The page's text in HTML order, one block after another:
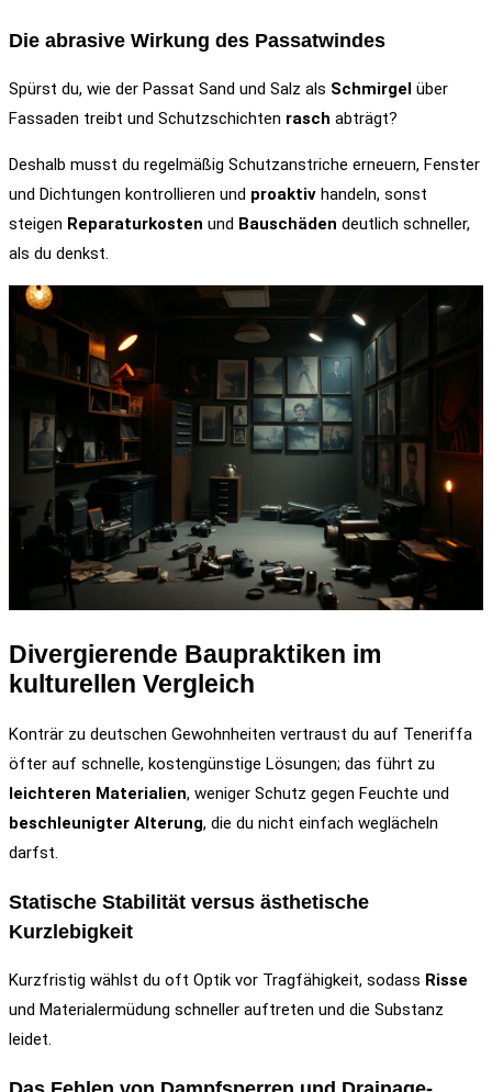
Die abrasive Wirkung des Passatwindes
Spürst du, wie der Passat Sand und Salz als Schmirgel über
Fassaden treibt und Schutzschichten rasch abträgt?
Deshalb musst du regelmäßig Schutzanstriche erneuern, Fenster
und Dichtungen kontrollieren und proaktiv handeln, sonst
steigen Reparaturkosten und Bauschäden deutlich schneller,
als du denkst.
Divergierende Baupraktiken im
kulturellen Vergleich
Konträr zu deutschen Gewohnheiten vertraust du auf Teneriffa
öfter auf schnelle, kostengünstige Lösungen; das führt zu
leichteren Materialien, weniger Schutz gegen Feuchte und
beschleunigter Alterung, die du nicht einfach weglächeln
darfst.
Statische Stabilität versus ästhetische
Kurzlebigkeit
Kurzfristig wählst du oft Optik vor Tragfähigkeit, sodass Risse
und Materialermüdung schneller auftreten und die Substanz
leidet.